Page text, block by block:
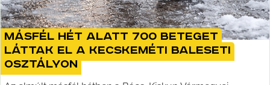
Másfél hét alatt 700 beteget
láttak el a kecskeméti baleseti
osztályon